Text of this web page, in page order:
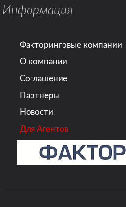
Информация
Факторинговые компании
О компании
Соглашение
Партнеры
Новости
Для Агентов